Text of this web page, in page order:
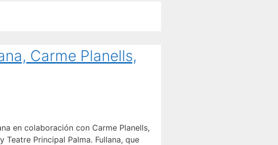
Carme Planells,
en colaboración con Carme Planells,
Principal Palma. Fullana, que